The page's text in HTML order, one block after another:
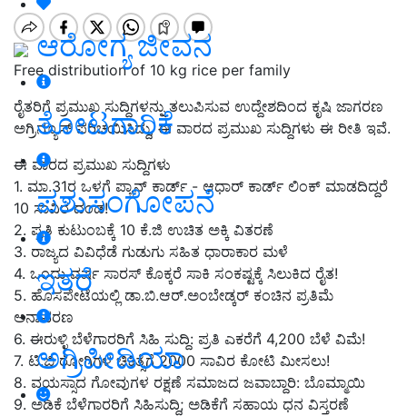
ಆರೋಗ್ಯ ಜೀವನ
ತೋಟಗಾರಿಕೆ
ಪಶುಸಂಗೋಪನೆ
ಇತರೆ
ಅಗ್ರಿಪೀಡಿಯಾ
Free distribution of 10 kg rice per family
ರೈತರಿಗೆ ಪ್ರಮುಖ ಸುದ್ದಿಗಳನ್ನು ತಲುಪಿಸುವ ಉದ್ದೇಶದಿಂದ ಕೃಷಿ ಜಾಗರಣ
ಅಗ್ರಿನ್ಯೂಸ್‌ ಪರಿಚಯಿಸಿದ್ದು, ಈ ವಾರದ ಪ್ರಮುಖ ಸುದ್ದಿಗಳು ಈ ರೀತಿ ಇವೆ.
ಈ ವಾರದ ಪ್ರಮುಖ ಸುದ್ದಿಗಳು
1. ಮಾ.31ರ ಒಳಗೆ ಪ್ಯಾನ್‌ ಕಾರ್ಡ್‌ - ಆಧಾರ್‌ ಕಾರ್ಡ್‌ ಲಿಂಕ್‌ ಮಾಡದಿದ್ದರೆ
10 ಸಾವಿರ ದಂಡ!
2. ಪ್ರತಿ ಕುಟುಂಬಕ್ಕೆ 10 ಕೆ.ಜಿ ಉಚಿತ ಅಕ್ಕಿ ವಿತರಣೆ
3. ರಾಜ್ಯದ ವಿವಿಧೆಡೆ ಗುಡುಗು ಸಹಿತ ಧಾರಾಕಾರ ಮಳೆ
4. ಒಂದು ವರ್ಷ ಸಾರಸ್‌ ಕೊಕ್ಕರೆ ಸಾಕಿ ಸಂಕಷ್ಟಕ್ಕೆ ಸಿಲುಕಿದ ರೈತ!
5. ಹೊಸಪೇಟೆಯಲ್ಲಿ ಡಾ.ಬಿ.ಆರ್‌.ಅಂಬೇಡ್ಕರ್‌ ಕಂಚಿನ ಪ್ರತಿಮೆ
ಅನಾವರಣ
6. ಈರುಳ್ಳಿ ಬೆಳೆಗಾರರಿಗೆ ಸಿಹಿ ಸುದ್ದಿ: ಪ್ರತಿ ಎಕರೆಗೆ 4,200 ಬೆಳೆ ವಿಮೆ!
7. ಟಿ.ಬಿ ರೋಗಿಗಳ ಚಿಕಿತ್ಸೆಗೆ 2000 ಸಾವಿರ ಕೋಟಿ ಮೀಸಲು!
8. ವಯಸ್ಸಾದ ಗೋವುಗಳ ರಕ್ಷಣೆ ಸಮಾಜದ ಜವಾಬ್ದಾರಿ: ಬೊಮ್ಮಾಯಿ
9. ಅಡಿಕೆ ಬೆಳೆಗಾರರಿಗೆ ಸಿಹಿಸುದ್ದಿ; ಅಡಿಕೆಗೆ ಸಹಾಯ ಧನ ವಿಸ್ತರಣೆ